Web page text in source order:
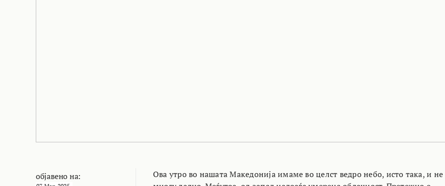
објавено на:
Ова утро во нашата Македонија имаме во целст ведро небо, исто така, и не